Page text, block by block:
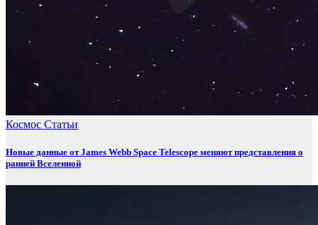
Космос Статьи
Новые данные от James Webb Space Telescope меняют представления о
ранней Вселенной